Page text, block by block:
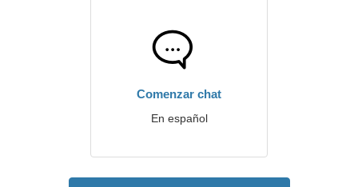
Comenzar chat
En español